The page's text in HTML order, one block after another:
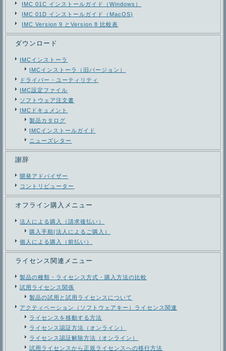
IMC 01C インストールガイド（Windows）
IMC 01D インストールガイド（MacOS)
IMC Version 9 とVersion 8 比較表
ダウンロード
IMCインストーラ
IMCインストーラ（旧バージョン）
ドライバー・ユーティリティ
IMC設定ファイル
ソフトウェア注文書
IMCドキュメント
製品カタログ
IMCインストールガイド
ニューズレター
謝辞
開発アドバイザー
コントリビューター
オフライン購入メニュー
法人による購入（請求後払い）
購入手順(法人によるご購入）
個人による購入（前払い）
ライセンス関連メニュー
製品の種類・ライセンス方式・購入方法の比較
試用ライセンス関係
製品の試用と試用ライセンスについて
アクティベーション（ソフトウェアキー）ライセンス関連
ライセンスを移動する方法
ライセンス認証方法（オンライン）
ライセンス認証解除方法（オンライン）
試用ライセンスから正規ライセンスへの移行方法